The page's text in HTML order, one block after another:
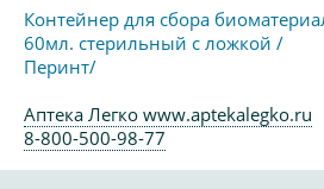
Контейнер для сбора
60мл. стерильный с ложкой /
Перинт/
Аптека Легко www.aptekalegko.ru
8-800-500-98-77